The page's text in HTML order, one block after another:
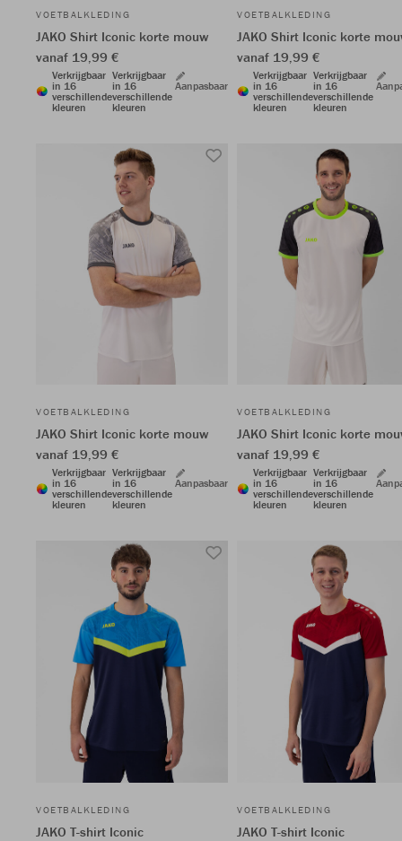
VOETBALKLEDING
JAKO Shirt Iconic korte mouw
vanaf 19,99 €
Verkrijgbaar
in 16
verschillende
kleuren
Verkrijgbaar
in 16
verschillende
kleuren
Aanpasbaar
VOETBALKLEDING
JAKO Shirt Iconic korte
vanaf 19,99 €
Verkrijgbaar
in 16
verschillende
kleuren
Verkrijgbaar
in 16
verschillende
kleuren
VOETBALKLEDING
JAKO Shirt Iconic korte mouw
vanaf 19,99 €
Verkrijgbaar
in 16
verschillende
kleuren
Verkrijgbaar
in 16
verschillende
kleuren
Aanpasbaar
VOETBALKLEDING
JAKO Shirt Iconic korte
vanaf 19,99 €
Verkrijgbaar
in 16
verschillende
kleuren
Verkrijgbaar
in 16
verschillende
kleuren
VOETBALKLEDING
JAKO T-shirt Iconic
VOETBALKLEDING
JAKO T-shirt Iconic